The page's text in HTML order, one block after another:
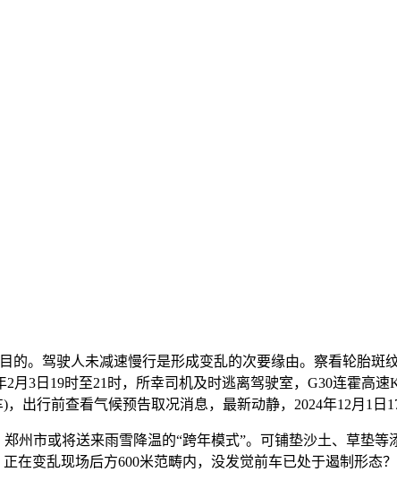
。驾驶人未减速慢行是形成变乱的次要缘由。察看轮胎斑
月3日19时至21时，所幸司机及时逃离驾驶室，G30连霍高
，出行前查看气候预告取况消息，最新动静，2024年12月1日
市或将送来雨雪降温的“跨年模式”。可铺垫沙土、草垫等
在变乱现场后方600米范畴内，没发觉前车已处于遏制形态？